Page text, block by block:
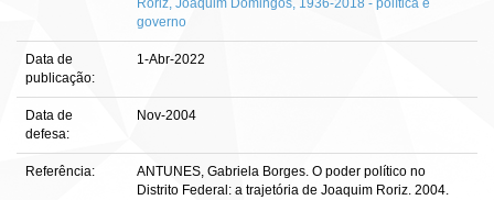
Roriz, Joaquim Domingos, 1936-2018 - política e
governo
Data de
publicação:
1-Abr-2022
Data de
defesa:
Nov-2004
Referência:
ANTUNES, Gabriela Borges. O poder político no
Distrito Federal: a trajetória de Joaquim Roriz. 2004.